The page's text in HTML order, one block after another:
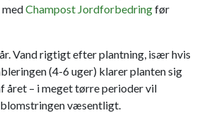
Champost Jordforbedringfør
Vand rigtigt efter plantning, især hvis
(4-6 uger) klarer planten sig
året – i meget tørre perioder vil
væsentligt.